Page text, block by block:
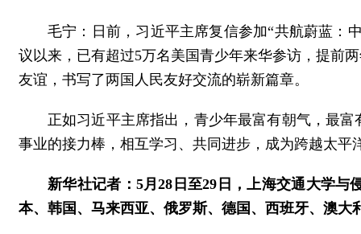
毛宁：日前，习近平主席复信参加“共航蔚蓝：
议以来，已有超过5万名美国青少年来华参访，提前
友谊，书写了两国人民友好交流的崭新篇章。
正如习近平主席指出，青少年最富有朝气，最
事业的接力棒，相互学习、共同进步，成为跨越太
新华社记者：5月28日至29日，上海交通大学
本、韩国、马来西亚、俄罗斯、德国、西班牙、澳